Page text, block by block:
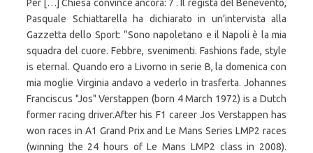
Per […] Chiesa convince ancora: 7 . Il regista del Benevento,
Pasquale Schiattarella ha dichiarato in un’intervista alla
Gazzetta dello Sport: “Sono napoletano e il Napoli è la mia
squadra del cuore. Febbre, svenimenti. Fashions fade, style
is eternal. Quando ero a Livorno in serie B, la domenica con
mia moglie Virginia andavo a vederlo in trasferta. Johannes
Franciscus "Jos" Verstappen (born 4 March 1972) is a Dutch
former racing driver.After his F1 career Jos Verstappen has
won races in A1 Grand Prix and Le Mans Series LMP2 races
(winning the 24 hours of Le Mans LMP2 class in 2008).